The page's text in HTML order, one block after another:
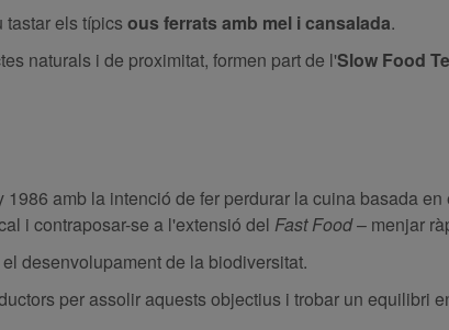
tastar els típicsous ferrats amb mel i cansalada.
naturals i de proximitat, formen part de l'Slow Food
amb la intenció de fer perdurar la cuina basada
i contraposar-se a l'extensió del Fast Food– menjar
desenvolupament de la biodiversitat.
per assolir aquests objectius i trobar un equilibri